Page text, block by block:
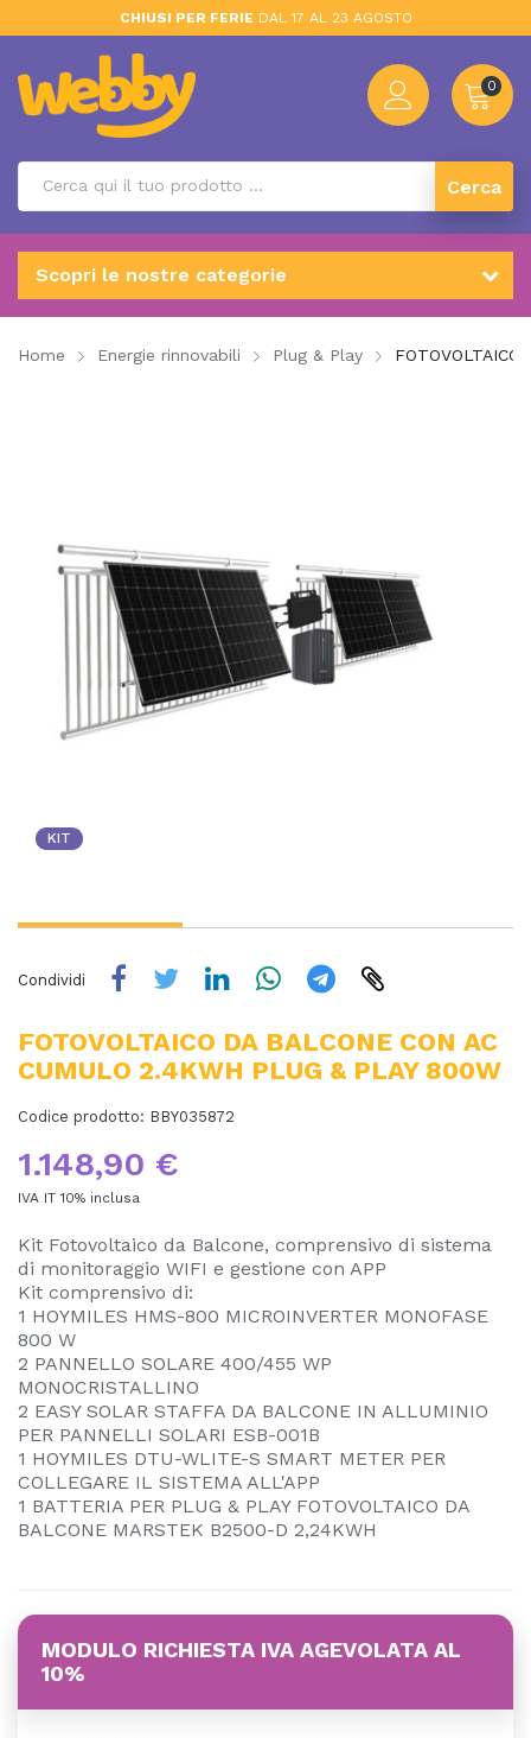
CHIUSI PER FERIE DAL 17 AL 23 AGOSTO
0
Cerca
Scopri le nostre categorie
Home Energie rinnovabili Plug & Play FOTOVOLTAICO
KIT
Condividi
FOTOVOLTAICO DA BALCONE CON AC
CUMULO 2.4KWH PLUG & PLAY 800W
Codice prodotto: BBY035872
1.148,90 €
IVA IT 10% inclusa
Kit Fotovoltaico da Balcone, comprensivo di sistema
di monitoraggio WIFI e gestione con APP
Kit comprensivo di:
1 HOYMILES HMS-800 MICROINVERTER MONOFASE
800 W
2 PANNELLO SOLARE 400/455 WP
MONOCRISTALLINO
2 EASY SOLAR STAFFA DA BALCONE IN ALLUMINIO
PER PANNELLI SOLARI ESB-001B
1 HOYMILES DTU-WLITE-S SMART METER PER
COLLEGARE IL SISTEMA ALL'APP
1 BATTERIA PER PLUG & PLAY FOTOVOLTAICO DA
BALCONE MARSTEK B2500-D 2,24KWH
MODULO RICHIESTA IVA AGEVOLATA AL
10%